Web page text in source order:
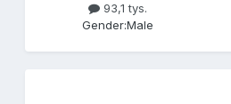
93,1 tys.
Gender:Male